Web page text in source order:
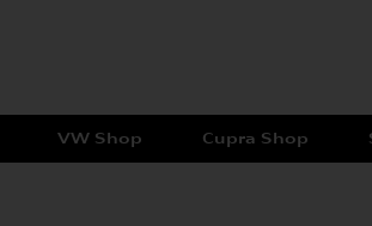
VW Shop Cupra Shop